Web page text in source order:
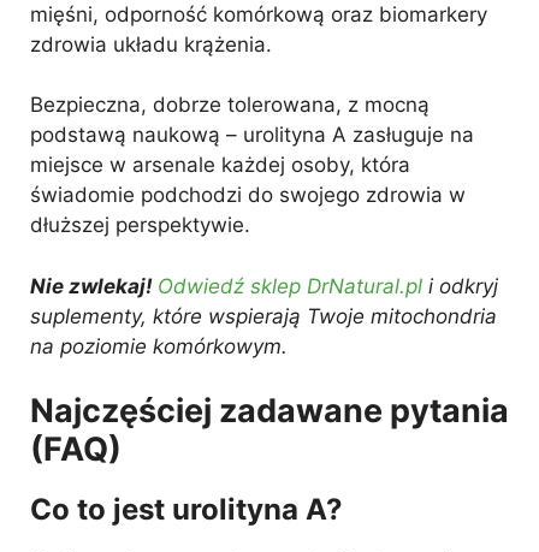
mięśni, odporność komórkową oraz biomarkery
zdrowia układu krążenia.
Bezpieczna, dobrze tolerowana, z mocną
podstawą naukową – urolityna A zasługuje na
miejsce w arsenale każdej osoby, która
świadomie podchodzi do swojego zdrowia w
dłuższej perspektywie.
Nie zwlekaj! Odwiedź sklep DrNatural.pl i odkryj
suplementy, które wspierają Twoje mitochondria
na poziomie komórkowym.
Najczęściej zadawane pytania
(FAQ)
Co to jest urolityna A?